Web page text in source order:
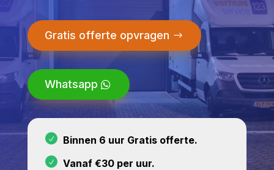
Gratis offerte opvragen
Whatsapp
Binnen 6 uur Gratis offerte.
Vanaf €30 per uur.